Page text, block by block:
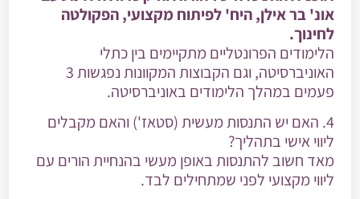
אונ' בר אילן, היח' לפיתוח מקצועי, הפקולטה
לחינוך.
הלימודים הפרונטליים מתקיימים בין כתלי
האוניברסיטה, וגם הקבוצות המקוונות נפגשות 3
פעמים במהלך הלימודים באוניברסיטה.
4. האם יש התנסות מעשית (סטאז') והאם מקבלים
ליווי אישי בתהליך?
מאד חשוב להתנסות באופן מעשי בהנחיית הורים עם
ליווי מקצועי לפני שמתחילים לבד.